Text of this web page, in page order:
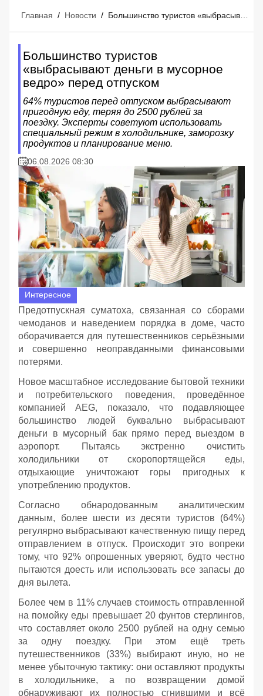
Главная / Новости / Большинство туристов «выбрасывают деньги в мусорное ведро» перед отпуском
Большинство туристов
«выбрасывают деньги в мусорное
ведро» перед отпуском
64% туристов перед отпуском выбрасывают
пригодную еду, теряя до 2500 рублей за
поездку. Эксперты советуют использовать
специальный режим в холодильнике, заморозку
продуктов и планирование меню.
06.08.2026 08:30
Интересное
Предотпускная суматоха, связанная со сборами
чемоданов и наведением порядка в доме, часто
оборачивается для путешественников серьёзными
и совершенно неоправданными финансовыми
потерями.
Новое масштабное исследование бытовой техники
и потребительского поведения, проведённое
компанией AEG, показало, что подавляющее
большинство людей буквально выбрасывают
деньги в мусорный бак прямо перед выездом в
аэропорт. Пытаясь экстренно очистить
холодильники от скоропортящейся еды,
отдыхающие уничтожают горы пригодных к
употреблению продуктов.
Согласно обнародованным аналитическим
данным, более шести из десяти туристов (64%)
регулярно выбрасывают качественную пищу перед
отправлением в отпуск. Происходит это вопреки
тому, что 92% опрошенных уверяют, будто честно
пытаются доесть или использовать все запасы до
дня вылета.
Более чем в 11% случаев стоимость отправленной
на помойку еды превышает 20 фунтов стерлингов,
что составляет около 2500 рублей на одну семью
за одну поездку. При этом ещё треть
путешественников (33%) выбирают иную, но не
менее убыточную тактику: они оставляют продукты
в холодильнике, а по возвращении домой
обнаруживают их полностью сгнившими и всё